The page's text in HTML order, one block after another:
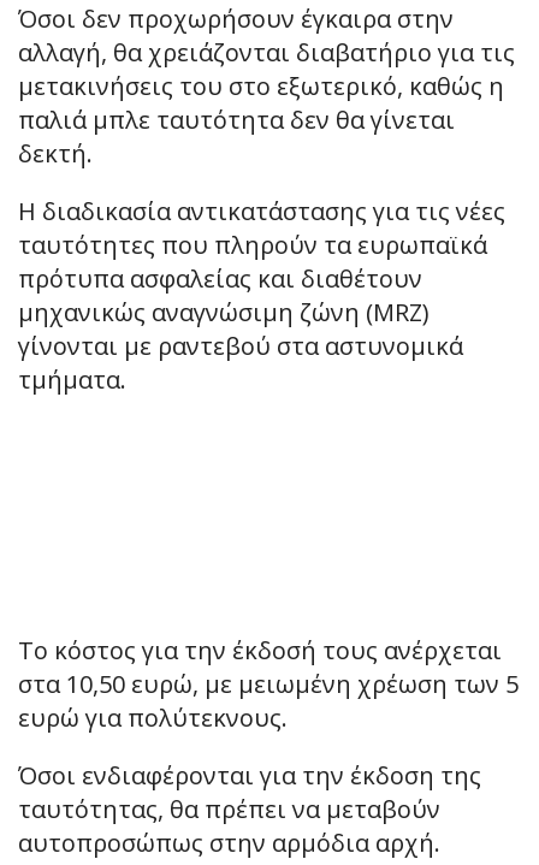
Όσοι δεν προχωρήσουν έγκαιρα στην
αλλαγή, θα χρειάζονται διαβατήριο για τις
μετακινήσεις του στο εξωτερικό, καθώς η
παλιά μπλε ταυτότητα δεν θα γίνεται
δεκτή.
Η διαδικασία αντικατάστασης για τις νέες
ταυτότητες που πληρούν τα ευρωπαϊκά
πρότυπα ασφαλείας και διαθέτουν
μηχανικώς αναγνώσιμη ζώνη (MRZ)
γίνονται με ραντεβού στα αστυνομικά
τμήματα.
Το κόστος για την έκδοσή τους ανέρχεται
στα 10,50 ευρώ, με μειωμένη χρέωση των 5
ευρώ για πολύτεκνους.
Όσοι ενδιαφέρονται για την έκδοση της
ταυτότητας, θα πρέπει να μεταβούν
αυτοπροσώπως στην αρμόδια αρχή.